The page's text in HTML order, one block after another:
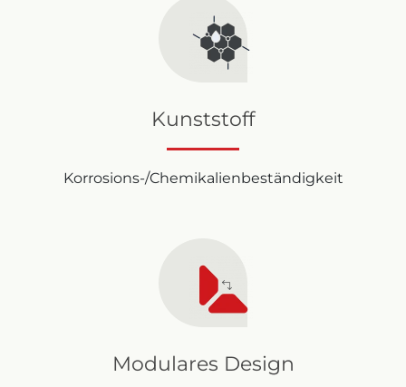
Kunststoff
Korrosions-/Chemikalienbeständigkeit
Modulares Design